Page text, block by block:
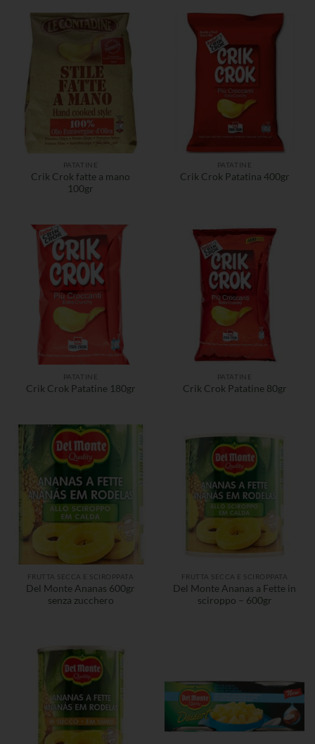
PATATINE
Crik Crok fatte a mano
100gr
PATATINE
Crik Crok Patatina 400gr
PATATINE
Crik Crok Patatine 180gr
PATATINE
Crik Crok Patatine 80gr
FRUTTA SECCA E SCIROPPATA
Del Monte Ananas 600gr
senza zucchero
FRUTTA SECCA E SCIROPPATA
Del Monte Ananas a Fette in
sciroppo – 600gr